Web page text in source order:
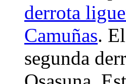
derrota
Camuñas.
segunda